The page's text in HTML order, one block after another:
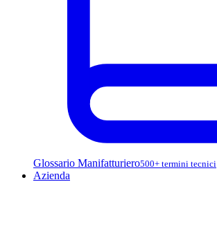
Glossario Manifatturiero500+ termini tecnici
Azienda